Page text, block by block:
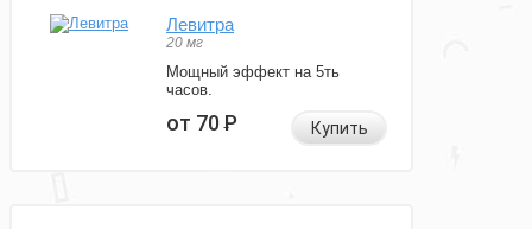
Левитра
20 мг
Мощный эффект на 5ть
часов.
от 70Р Купить